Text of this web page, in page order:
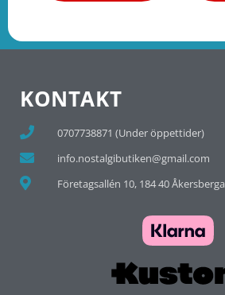
KONTAKT
0707738871 (Under öppettider)
info.nostalgibutiken@gmail.com
Företagsallén 10, 184 40 Åkersberga